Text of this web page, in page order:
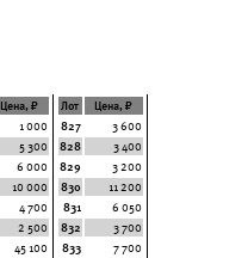
Цена, ₽
1 000
5 300
6 000
10 000
4 700
2 500
45 100
Лот
Цена, ₽
827
3 600
828
3 400
829
3 200
830
11 200
831
6 050
832
3 700
833
7 700